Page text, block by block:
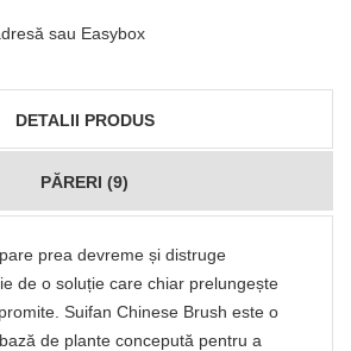
sau Easybox
DETALII PRODUS
PĂRERI (9)
prea devreme și distruge
de o soluție care chiar prelungește
Suifan Chinese Brush este o
de plante concepută pentru a